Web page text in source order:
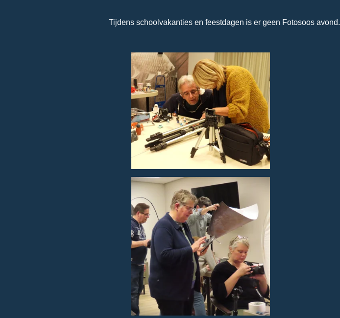
Tijdens schoolvakanties en feestdagen is er geen Fotosoos avond.